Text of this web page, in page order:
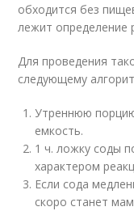
обходится без
лежит определение
Для проведения
следующему
Утреннюю
емкость.
1 ч. ложку соды
характером
Если сода
скоро станет